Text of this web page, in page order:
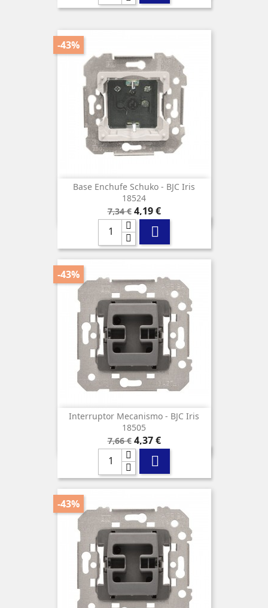
Base Enchufe Schuko - BJC Iris
18524
Precio
base
7,34 €
-43%
Precio
4,19 €

Interruptor Mecanismo - BJC Iris
18505
Precio
base
7,66 €
-43%
Precio
4,37 €

-43%